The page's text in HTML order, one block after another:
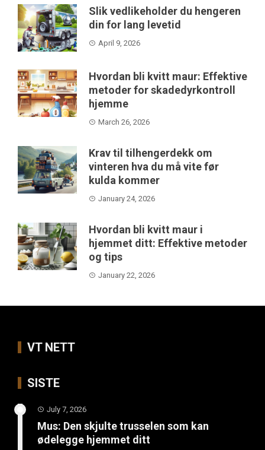
Slik vedlikeholder du hengeren
din for lang levetid
April 9, 2026
Hvordan bli kvitt maur: Effektive
metoder for skadedyrkontroll
hjemme
March 26, 2026
Krav til tilhengerdekk om
vinteren hva du må vite før
kulda kommer
January 24, 2026
Hvordan bli kvitt maur i
hjemmet ditt: Effektive metoder
og tips
January 22, 2026
VT NETT
SISTE
July 7, 2026
Mus: Den skjulte trusselen som kan
ødelegge hjemmet ditt